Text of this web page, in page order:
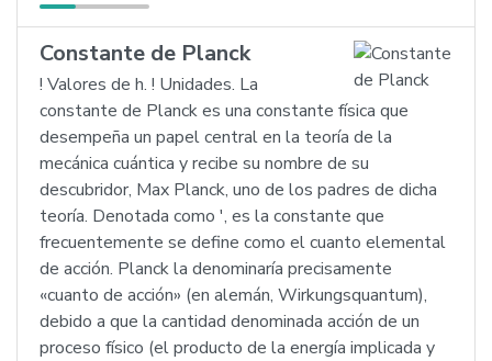
Constante de Planck
! Valores de h. ! Unidades. La
constante de Planck es una constante física que
desempeña un papel central en la teoría de la
mecánica cuántica y recibe su nombre de su
descubridor, Max Planck, uno de los padres de dicha
teoría. Denotada como ', es la constante que
frecuentemente se define como el cuanto elemental
de acción. Planck la denominaría precisamente
«cuanto de acción» (en alemán, Wirkungsquantum),
debido a que la cantidad denominada acción de un
proceso físico (el producto de la energía implicada y